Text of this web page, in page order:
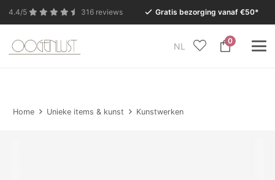
4.4/5 316 reviews Gratis bezorging vanaf €50*
NL
0
In verband met de zomervakantie is onze Conceptstore
Home Unieke items & kunst Kunstwerken